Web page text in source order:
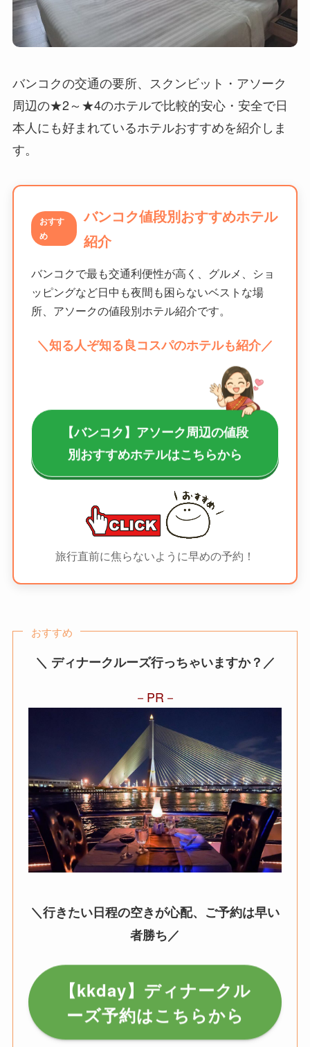
バンコクの交通の要所、スクンビット・アソーク
周辺の★2～★4のホテルで比較的安心・安全で日
本人にも好まれているホテルおすすめを紹介しま
す。
おすす
め
バンコク値段別おすすめホテル
紹介
バンコクで最も交通利便性が高く、グルメ、ショ
ッピングなど日中も夜間も困らないベストな場
所、アソークの値段別ホテル紹介です。
＼知る人ぞ知る良コスパのホテルも紹介／
【バンコク】アソーク周辺の値段
別おすすめホテルはこちらから
旅行直前に焦らないように早めの予約！
おすすめ
＼ ディナークルーズ行っちゃいますか？／
PR
＼行きたい日程の空きが心配、ご予約は早い
者勝ち／
【kkday】ディナークル
ーズ予約はこちらから